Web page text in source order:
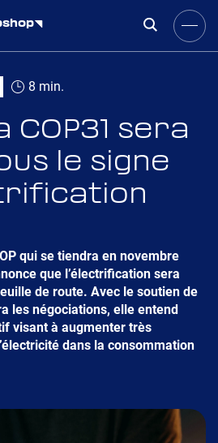
8 min.
COP31 sera
le signe
qui se tiendra en novembre
que l’électrification sera
de route. Avec le soutien de
les négociations, elle entend
visant à augmenter très
dans la consommation